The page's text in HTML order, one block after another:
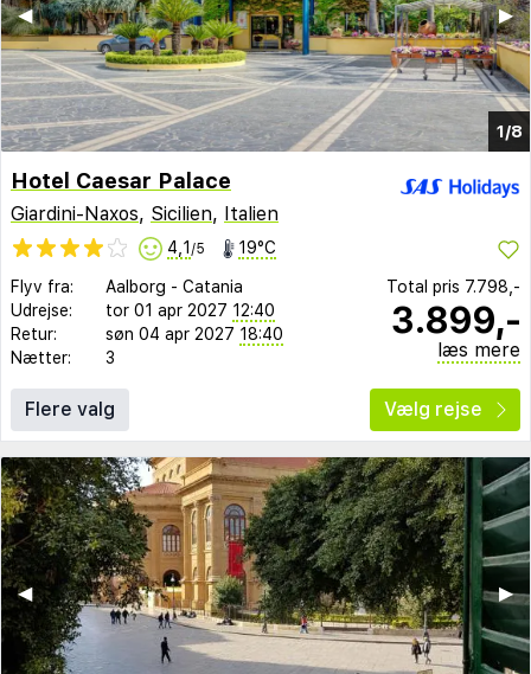
1/8
▶︎
◀︎
Hotel Caesar Palace
Giardini-Naxos, Sicilien, Italien
4,1 /5 19°C
Flyv fra: Aalborg - Catania
Udrejse:
tor 01 apr 2027 12:40
Retur:
søn 04 apr 2027 18:40
Nætter:
3
Total pris 7.798,-
3.899,-
læs mere
Flere valg Vælg rejse
▶︎
◀︎